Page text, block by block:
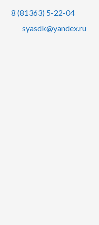
8 (81363) 5-22-04
syasdk@yandex.ru